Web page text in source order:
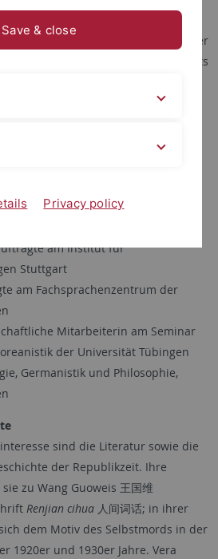
Mitarbeiterin AOI/Leiterin der
Programme des Erich-Paulun-Instituts
Lehrbeauftragte am Seminar für
an der Hochschule der
am Institut für
Stuttgart
am Fachsprachenzentrum der
Mitarbeiterin am Seminar
der Universität Tübingen
Germanistik und Philosophie,
sind die Literatur sowie die
der Republikzeit. Ihre
zu Wang Guoweis 王国维
Renjian cihua人间词话; in ihrer
dem Motiv des Selbstmords in der
1920er und 1930er Jahre. Vera
Save & close
Privacy policy